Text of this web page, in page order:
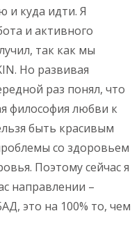
и куда идти. Я
и активного
так как мы
Но развивая
раз понял, что
философия любви к
быть красивым
со здоровьем
Поэтому сейчас я
направлении –
это на 100% то, чем